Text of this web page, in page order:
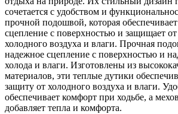
сочетается с удобством и
прочной подошвой, которая
сцепление с поверхностью и защищает
холодного воздуха и влаги. Прочная
надежное сцепление с поверхностью и
холода и влаги. Изготовлены из
материалов, эти теплые дутики
защиту от холодного воздуха и влаги.
обеспечивает комфорт при ходьбе, а
добавляет тепла и комфорта.